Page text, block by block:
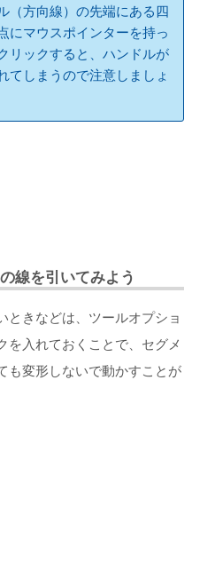
（方向線）の先端にある四
にマウスポインターを持っ
リックすると、ハンドルが
てしまうので注意しましょ
線を引いてみよう
ときなどは、ツールオプショ
を入れておくことで、セグメ
も変形しないで動かすことが